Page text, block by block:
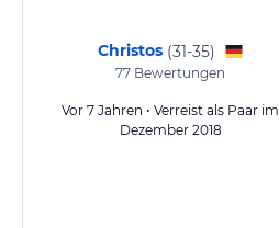
Christos (31-35)
77 Bewertungen
Vor 7 Jahren • Verreist als Paar im
Dezember 2018